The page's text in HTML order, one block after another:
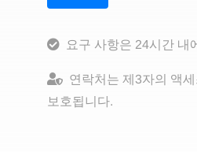
요구 사항은 24시간 내
연락처는 제3자의 액
보호됩니다.